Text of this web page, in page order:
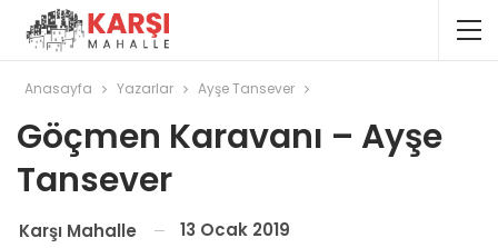
Anasayfa Yazarlar Ayşe Tansever
Göçmen Karavanı – Ayşe
Tansever
Karşı Mahalle 13 Ocak 2019